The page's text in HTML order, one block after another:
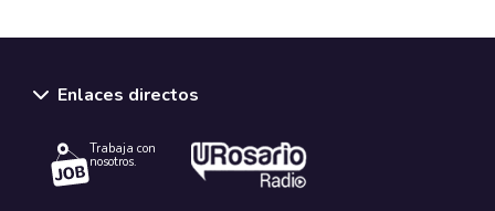
Enlaces directos
Trabaja con
nosotros.